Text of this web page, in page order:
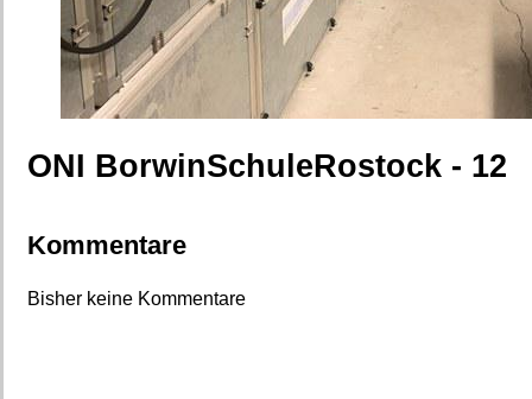
ONI BorwinSchuleRostock - 12
Kommentare
Bisher keine Kommentare